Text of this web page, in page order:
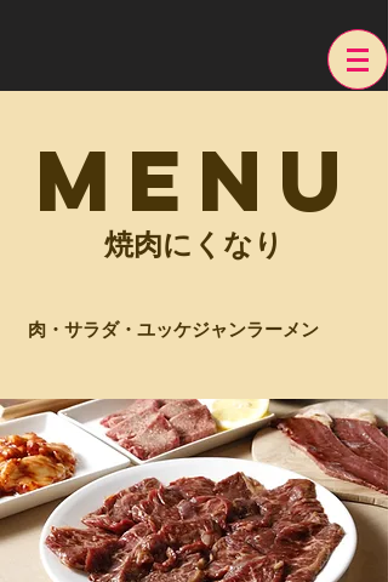
MENU
​焼肉にくなり
肉・サラダ・ユッケジャンラーメン